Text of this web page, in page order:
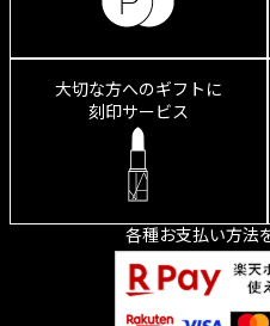
大切な方へのギフトに
刻印サービス
各種お支払い方法